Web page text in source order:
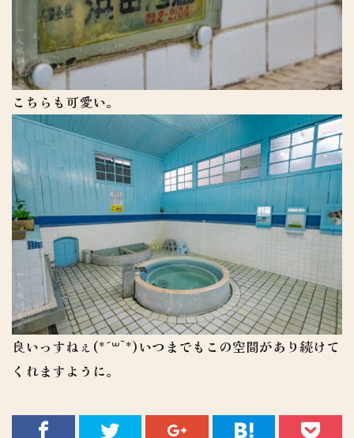
こちらも可愛い。
良いっすねぇ(*´꒳`*)いつまでもこの空間があり続けて
くれますように。